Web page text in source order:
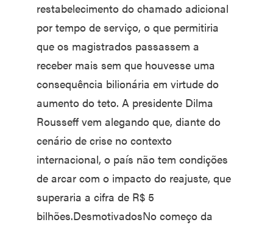
restabelecimento do chamado adicional
por tempo de serviço, o que permitiria
que os magistrados passassem a
receber mais sem que houvesse uma
consequência bilionária em virtude do
aumento do teto. A presidente Dilma
Rousseff vem alegando que, diante do
cenário de crise no contexto
internacional, o país não tem condições
de arcar com o impacto do reajuste, que
superaria a cifra de R$ 5
bilhões.DesmotivadosNo começo da